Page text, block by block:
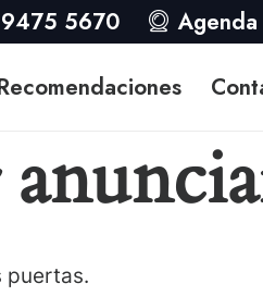
5670
puertas.